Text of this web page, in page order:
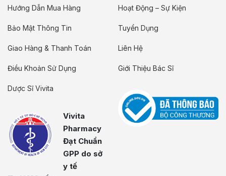
Hướng Dẫn Mua Hàng
Bảo Mật Thông Tin
Giao Hàng & Thanh Toán
Điều Khoản Sử Dụng
Dược Sĩ Vivita
Vivita
Pharmacy
Đạt Chuẩn
GPP do sở
y tế
Hoạt Động – Sự Kiện
Tuyển Dụng
Liên Hệ
Giới Thiệu Bác Sĩ